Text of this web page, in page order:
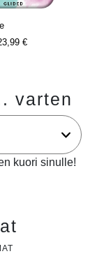
€
varten
kuori sinulle!